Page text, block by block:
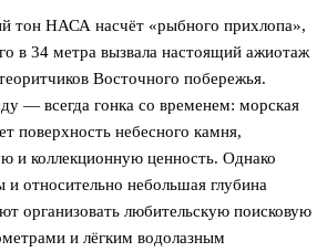
тон НАСА насчёт «рыбного прихлопа»,
в 34 метра вызвала настоящий ажиотаж
Восточного побережья.
— всегда гонка со временем: морская
поверхность небесного камня,
и коллекционную ценность. Однако
и относительно небольшая глубина
организовать любительскую поисковую
и лёгким водолазным